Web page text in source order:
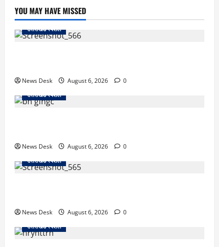
YOU MAY HAVE MISSED
उत्तराखंड स्पेशल
News Desk August 6, 2026
0
उत्तराखंड स्पेशल
News Desk August 6, 2026
0
उत्तराखंड स्पेशल
News Desk August 6, 2026
0
उत्तराखंड स्पेशल